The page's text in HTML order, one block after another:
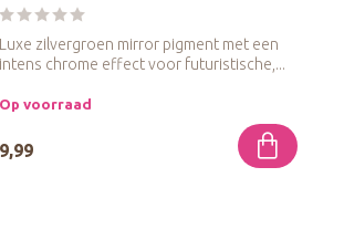
Luxe zilvergroen mirror pigment met een
intens chrome effect voor futuristische,...
Op voorraad
9,99